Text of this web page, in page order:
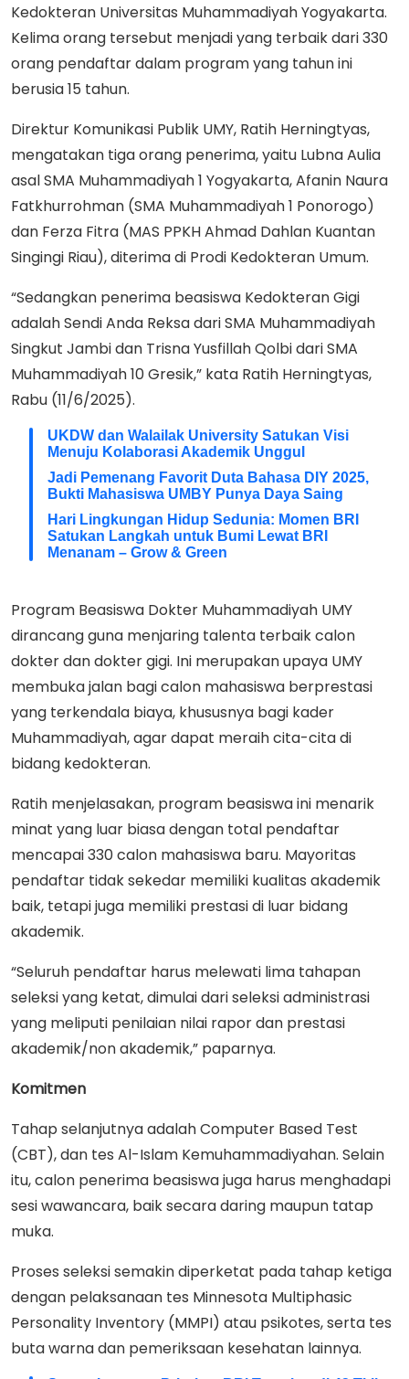
Kedokteran Universitas Muhammadiyah Yogyakarta.
Kelima orang tersebut menjadi yang terbaik dari 330
orang pendaftar dalam program yang tahun ini
berusia 15 tahun.
Direktur Komunikasi Publik UMY, Ratih Herningtyas,
mengatakan tiga orang penerima, yaitu Lubna Aulia
asal SMA Muhammadiyah 1 Yogyakarta, Afanin Naura
Fatkhurrohman (SMA Muhammadiyah 1 Ponorogo)
dan Ferza Fitra (MAS PPKH Ahmad Dahlan Kuantan
Singingi Riau), diterima di Prodi Kedokteran Umum.
“Sedangkan penerima beasiswa Kedokteran Gigi
adalah Sendi Anda Reksa dari SMA Muhammadiyah
Singkut Jambi dan Trisna Yusfillah Qolbi dari SMA
Muhammadiyah 10 Gresik,” kata Ratih Herningtyas,
Rabu (11/6/2025).
UKDW dan Walailak University Satukan Visi
Menuju Kolaborasi Akademik Unggul
Jadi Pemenang Favorit Duta Bahasa DIY 2025,
Bukti Mahasiswa UMBY Punya Daya Saing
Hari Lingkungan Hidup Sedunia: Momen BRI
Satukan Langkah untuk Bumi Lewat BRI
Menanam – Grow & Green
Program Beasiswa Dokter Muhammadiyah UMY
dirancang guna menjaring talenta terbaik calon
dokter dan dokter gigi. Ini merupakan upaya UMY
membuka jalan bagi calon mahasiswa berprestasi
yang terkendala biaya, khususnya bagi kader
Muhammadiyah, agar dapat meraih cita-cita di
bidang kedokteran.
Ratih menjelasakan, program beasiswa ini menarik
minat yang luar biasa dengan total pendaftar
mencapai 330 calon mahasiswa baru. Mayoritas
pendaftar tidak sekedar memiliki kualitas akademik
baik, tetapi juga memiliki prestasi di luar bidang
akademik.
“Seluruh pendaftar harus melewati lima tahapan
seleksi yang ketat, dimulai dari seleksi administrasi
yang meliputi penilaian nilai rapor dan prestasi
akademik/non akademik,” paparnya.
Komitmen
Tahap selanjutnya adalah Computer Based Test
(CBT), dan tes Al-Islam Kemuhammadiyahan. Selain
itu, calon penerima beasiswa juga harus menghadapi
sesi wawancara, baik secara daring maupun tatap
muka.
Proses seleksi semakin diperketat pada tahap ketiga
dengan pelaksanaan tes Minnesota Multiphasic
Personality Inventory (MMPI) atau psikotes, serta tes
buta warna dan pemeriksaan kesehatan lainnya.